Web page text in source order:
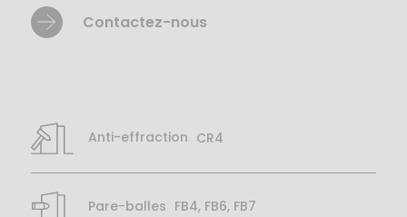
Contactez-nous
Anti-effraction CR4
Pare-balles FB4, FB6, FB7